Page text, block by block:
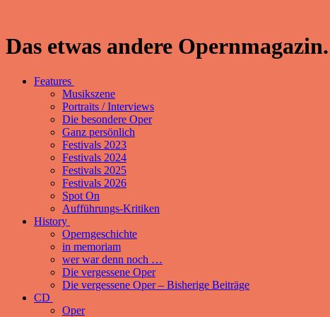
Das etwas andere
Features
Musikszene
Portraits / Interviews
Die besondere Oper
Ganz persönlich
Festivals 2023
Festivals 2024
Festivals 2025
Festivals 2026
Spot On
Aufführungs-Kritiken
History
Operngeschichte
in memoriam
wer war denn noch …
Die vergessene Oper
Die vergessene Oper – Bisherige Beiträge
CD
Oper